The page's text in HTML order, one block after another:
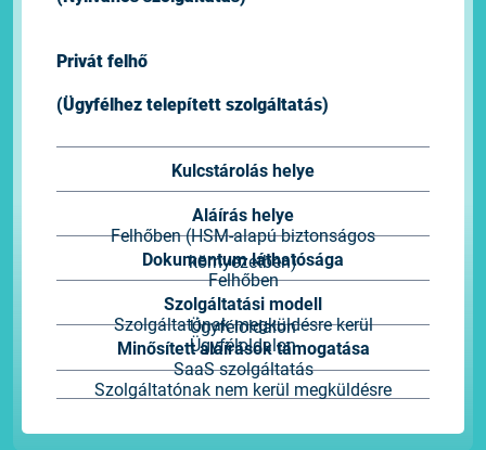
Privát felhő
(Ügyfélhez telepített szolgáltatás)
Kulcstárolás helye
Felhőben (HSM-alapú biztonságos
környezetben)
Ügyféloldalon
Aláírás helye
Felhőben
Ügyféloldalon
Dokumentum láthatósága
Szolgáltatónak megküldésre kerül
Szolgáltatónak nem kerül megküldésre
Szolgáltatási modell
SaaS szolgáltatás
Szoftver értékesítés szoftverkövetés és
Minősített aláírások támogatása